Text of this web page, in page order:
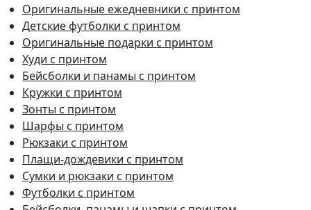
Оригинальные ежедневники с принтом
Детские футболки с принтом
Оригинальные подарки с принтом
Худи с принтом
Бейсболки и панамы с принтом
Кружки с принтом
Зонты с принтом
Шарфы с принтом
Рюкзаки с принтом
Плащи-дождевики с принтом
Сумки и рюкзаки с принтом
Футболки с принтом